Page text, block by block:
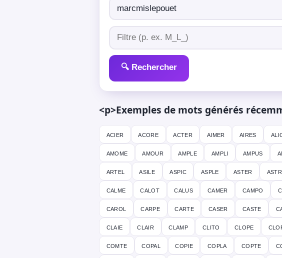
🔍 Rechercher
<p>Exemples de mots générés
acier acore acter aimer aires
amome amour ample ampli ampus
artel asile aspic asple aster
calme calot calus camer campo
carol carpe carte caser caste
claie clair clamp clito clope
comte copal copie copla copte